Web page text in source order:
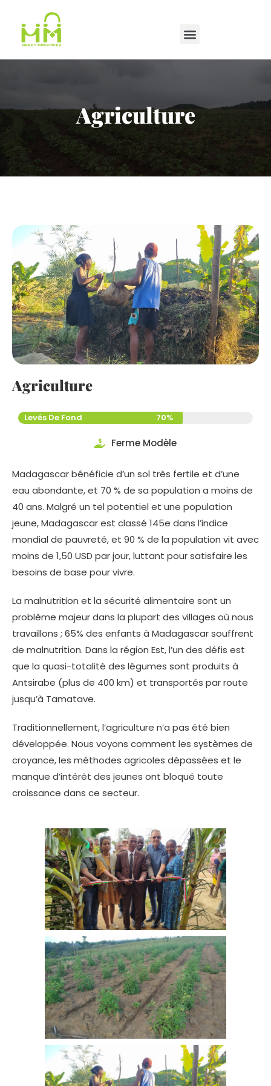
Agriculture
Agriculture
Levés De Fond 70%
Ferme Modèle
Madagascar bénéficie d’un sol très fertile et d’une
eau abondante, et 70 % de sa population a moins de
40 ans. Malgré un tel potentiel et une population
jeune, Madagascar est classé 145e dans l’indice
mondial de pauvreté, et 90 % de la population vit avec
moins de 1,50 USD par jour, luttant pour satisfaire les
besoins de base pour vivre.
La malnutrition et la sécurité alimentaire sont un
problème majeur dans la plupart des villages où nous
travaillons ; 65% des enfants à Madagascar souffrent
de malnutrition. Dans la région Est, l’un des défis est
que la quasi-totalité des légumes sont produits à
Antsirabe (plus de 400 km) et transportés par route
jusqu’à Tamatave.
Traditionnellement, l’agriculture n’a pas été bien
développée. Nous voyons comment les systèmes de
croyance, les méthodes agricoles dépassées et le
manque d’intérêt des jeunes ont bloqué toute
croissance dans ce secteur.